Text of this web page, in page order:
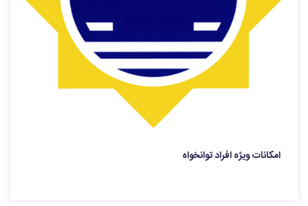
امکانات ویژه افراد توانخواه